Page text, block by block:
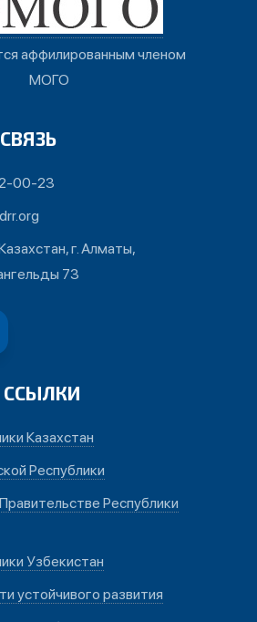
аффилированным членом
МОГО
00-23
г. Алматы,
73
Казахстан
Республики
Республики
Узбекистан
устойчивого развития